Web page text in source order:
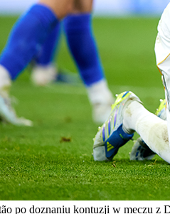
po doznaniu kontuzji w meczu z